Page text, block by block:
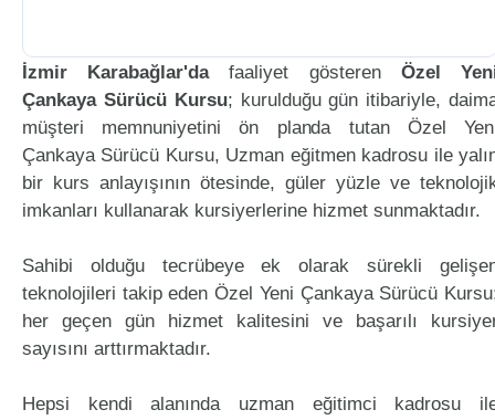
İzmir Karabağlar'dafaaliyet gösteren Özel
Çankaya Sürücü Kursu; kurulduğu gün itibariyle,
müşteri memnuniyetini ön planda tutan Özel
Çankaya Sürücü Kursu, Uzman eğitmen kadrosu ile
bir kurs anlayışının ötesinde, güler yüzle ve
imkanları kullanarak kursiyerlerine hizmet sunmaktadır.
Sahibi olduğu tecrübeye ek olarak sürekli
teknolojileri takip eden Özel Yeni Çankaya Sürücü
her geçen gün hizmet kalitesini ve başarılı
sayısını arttırmaktadır.
Hepsi kendi alanında uzman eğitimci kadrosu